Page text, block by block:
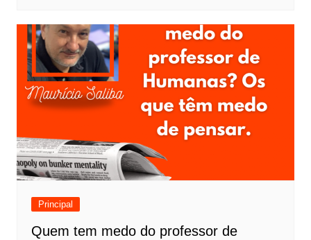
Principal
Quem tem medo do professor de